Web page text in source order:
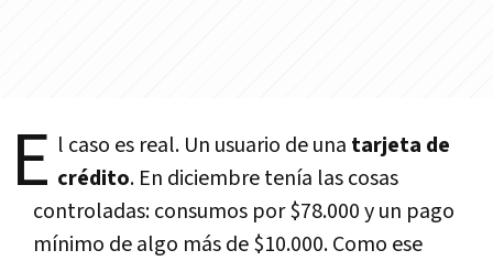
E l caso es real. Un usuario de una tarjeta de
crédito. En diciembre tenía las cosas
controladas: consumos por $78.000 y un pago
mínimo de algo más de $10.000. Como ese